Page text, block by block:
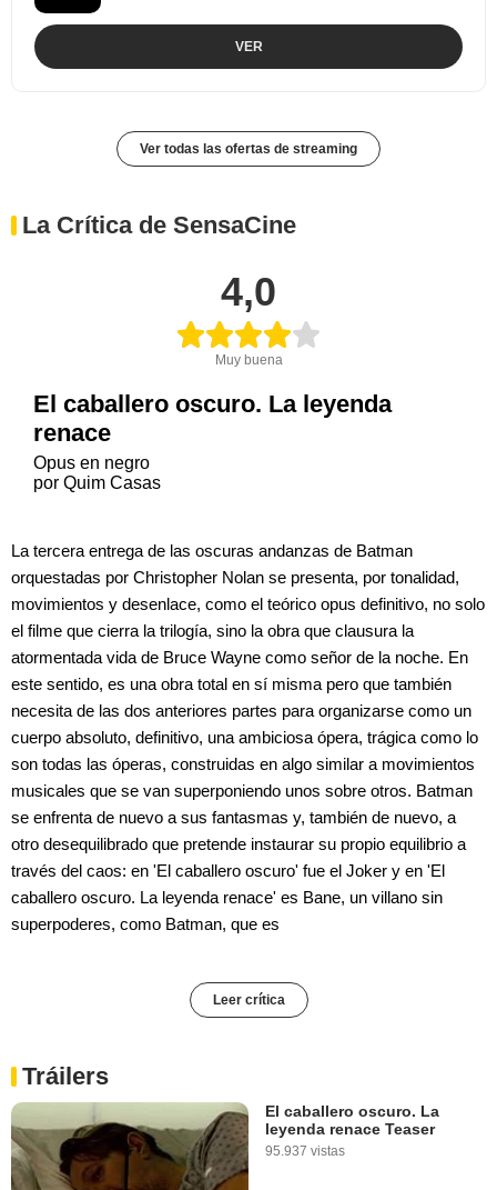
VER
Ver todas las ofertas de streaming
La Crítica de SensaCine
4,0
Muy buena
El caballero oscuro. La leyenda
renace
Opus en negro
por Quim Casas
La tercera entrega de las oscuras andanzas de Batman
orquestadas por Christopher Nolan se presenta, por tonalidad,
movimientos y desenlace, como el teórico opus definitivo, no solo
el filme que cierra la trilogía, sino la obra que clausura la
atormentada vida de Bruce Wayne como señor de la noche. En
este sentido, es una obra total en sí misma pero que también
necesita de las dos anteriores partes para organizarse como un
cuerpo absoluto, definitivo, una ambiciosa ópera, trágica como lo
son todas las óperas, construidas en algo similar a movimientos
musicales que se van superponiendo unos sobre otros. Batman
se enfrenta de nuevo a sus fantasmas y, también de nuevo, a
otro desequilibrado que pretende instaurar su propio equilibrio a
través del caos: en 'El caballero oscuro' fue el Joker y en 'El
caballero oscuro. La leyenda renace' es Bane, un villano sin
superpoderes, como Batman, que es
Leer crítica
Tráilers
El caballero oscuro. La
leyenda renace Teaser
95.937 vistas